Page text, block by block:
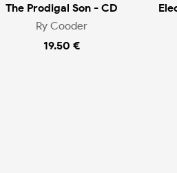
The Prodigal Son - CD
Ry Cooder
19.50 €